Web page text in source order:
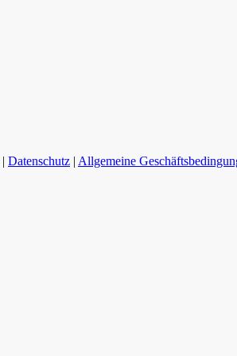
| Datenschutz | Allgemeine